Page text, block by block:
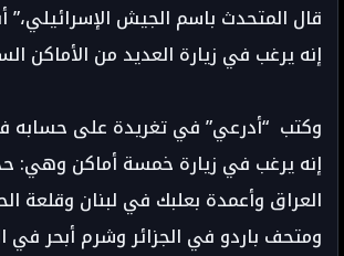
قال المتحدث باسم الجيش الإسرائيلي،”
إنه يرغب في زيارة العديد من الأماكن
وكتب “أدرعي” في تغريدة على حسابه
إنه يرغب في زيارة خمسة أماكن وهي:
العراق وأعمدة بعلبك في لبنان وقلعة
ومتحف باردو في الجزائر وشرم أبحر في